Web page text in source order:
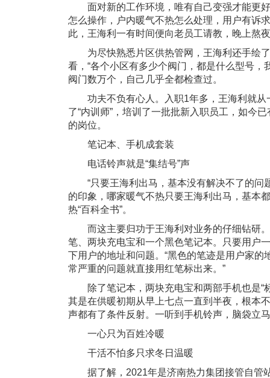
面对新的工作环境，唯有自己变强才能更好
怎么操作，户内暖气不热怎么处理，用户有诉
此，王海利一有时间便向老员工请教，晚上熬
为尽快熟悉片区供热管网，王海利还手绘了
看，“各个小区有多少个阀门，都是什么型号
阀门数万个，自己几乎全都检查过。
功夫不负有心人。入职1年多，王海利就从
了“内训师”，培训了一批批新入职员工，如今
的岗位。
笔记本、手机成套装
电话铃声就是“集结号”声
“只要王海利出马，基本没有解决不了的问
的印象，哪家暖气不热只要王海利出马，基本
热“百科全书”。
而这主要归功于王海利对业务的仔细钻研。
笔、两块充电宝和一个黑色笔记本。只要用户
下用户的地址和问题。“黑色的笔迹是用户家
常严重的问题就直接用红笔标出来。”
除了笔记本，两块充电宝和两部手机也是“
其是在供暖初期从早上七点一直到半夜，根本
声都有了条件反射。一听到手机铃声，脑袋立
一心只为百姓冷暖
干活不怕多只求冬日温暖
据了解，2021年是济南热力集团接管自管